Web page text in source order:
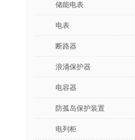
储能电表
电表
断路器
浪涌保护器
电容器
防孤岛保护装置
电列柜